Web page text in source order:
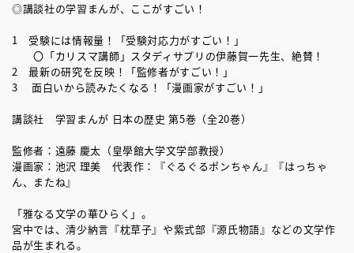
◎講談社の学習まんが、ここがすごい！
1 受験には情報量！「受験対応力がすごい！」
〇「カリスマ講師」スタディサプリの伊藤賀一先生、絶賛！
2 最新の研究を反映！「監修者がすごい！」
3 面白いから読みたくなる！「漫画家がすごい！」
講談社 学習まんが 日本の歴史 第5巻（全20巻）
監修者：遠藤 慶太（皇學館大学文学部教授）
漫画家：池沢 理美 代表作：『ぐるぐるポンちゃん』『はっちゃ
ん、またね』
「雅なる文学の華ひらく」。
宮中では、清少納言『枕草子』や紫式部『源氏物語』などの文学作
品が生まれる。